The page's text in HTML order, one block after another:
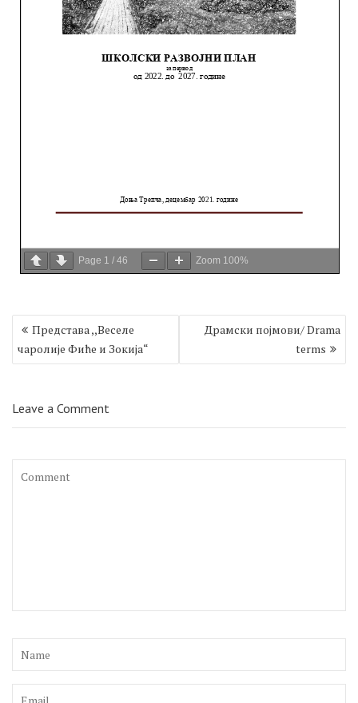
Page 1 / 46 Zoom 100%
Кретање
чланка
Представа ,,Веселе
чаролије Фиће и Зокија“
Драмски појмови/ Drama
terms
Leave a Comment